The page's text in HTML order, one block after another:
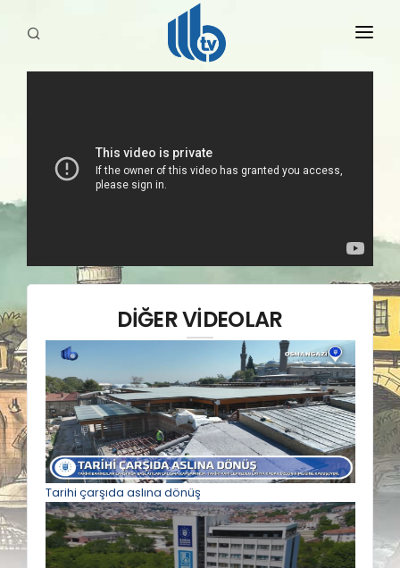
YAYINLARIMIZ
DİĞER VİDEOLAR
Tarihi çarşıda aslına dönüş